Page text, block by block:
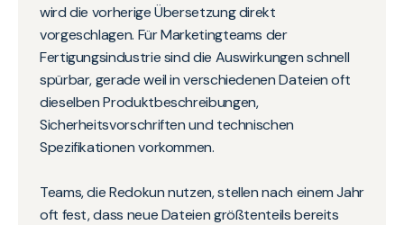
wird die vorherige Übersetzung direkt
vorgeschlagen. Für Marketingteams der
Fertigungsindustrie sind die Auswirkungen schnell
spürbar, gerade weil in verschiedenen Dateien oft
dieselben Produktbeschreibungen,
Sicherheitsvorschriften und technischen
Spezifikationen vorkommen.
Teams, die Redokun nutzen, stellen nach einem Jahr
oft fest, dass neue Dateien größtenteils bereits